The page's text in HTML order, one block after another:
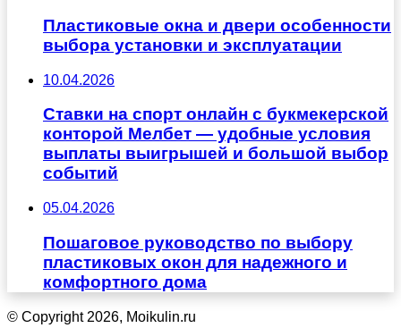
Пластиковые окна и двери особенности
выбора установки и эксплуатации
10.04.2026
Ставки на спорт онлайн с букмекерской
конторой Мелбет — удобные условия
выплаты выигрышей и большой выбор
событий
05.04.2026
Пошаговое руководство по выбору
пластиковых окон для надежного и
комфортного дома
© Copyright 2026, Moikulin.ru